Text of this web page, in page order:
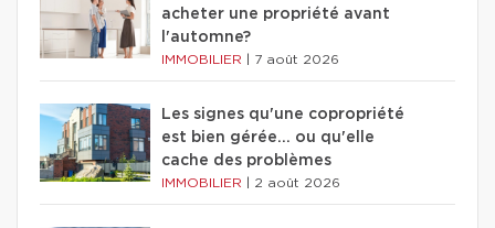
acheter une propriété avant
l'automne?
IMMOBILIER 7 août 2026
Les signes qu'une copropriété
est bien gérée… ou qu'elle
cache des problèmes
IMMOBILIER 2 août 2026